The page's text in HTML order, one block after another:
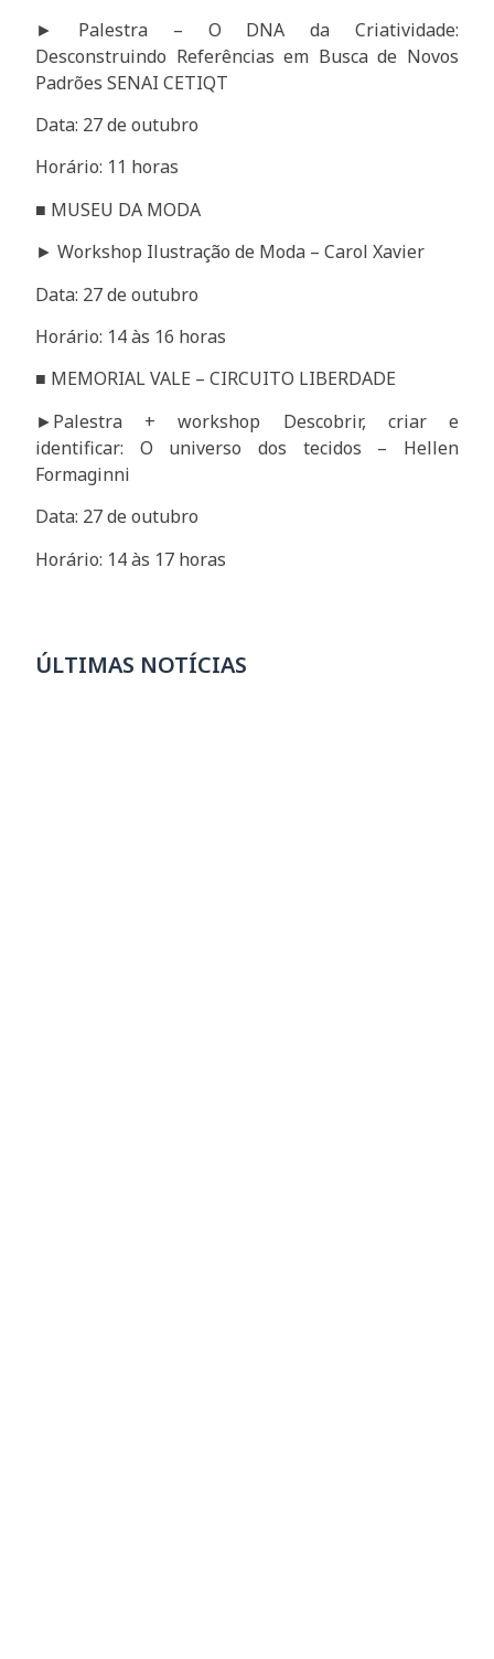
► Palestra – O DNA da Criatividade:
Desconstruindo Referências em Busca de Novos
Padrões SENAI CETIQT
Data: 27 de outubro
Horário: 11 horas
■ MUSEU DA MODA
► Workshop Ilustração de Moda – Carol Xavier
Data: 27 de outubro
Horário: 14 às 16 horas
■ MEMORIAL VALE – CIRCUITO LIBERDADE
►Palestra + workshop Descobrir, criar e
identificar: O universo dos tecidos – Hellen
Formaginni
Data: 27 de outubro
Horário: 14 às 17 horas
ÚLTIMAS NOTÍCIAS